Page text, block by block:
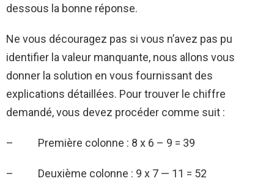
dessous la bonne réponse.
Ne vous découragez pas si vous n’avez pas pu
identifier la valeur manquante, nous allons vous
donner la solution en vous fournissant des
explications détaillées. Pour trouver le chiffre
demandé, vous devez procéder comme suit :
– Première colonne : 8 x 6 – 9 = 39
– Deuxième colonne : 9 x 7 — 11 = 52